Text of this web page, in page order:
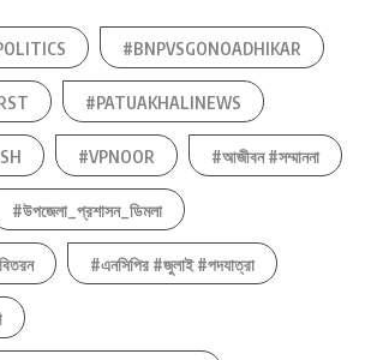
#BNPVSGONOADHIKAR
#PATUAKHALINEWS
#VPNOOR #আজীবন #সম্মাননা
#উপজেলা_প্রশাসন_ডিমলা
#এনসিপির #জুলাই #পদযাত্রা